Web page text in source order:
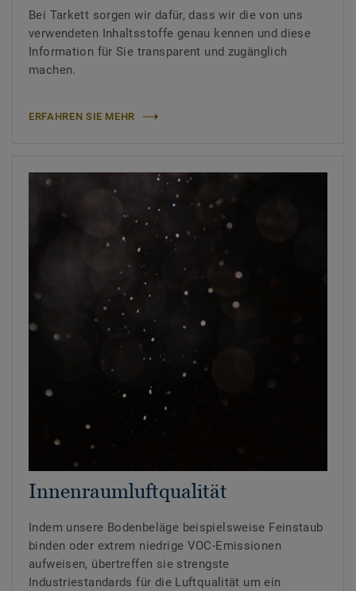
Bei Tarkett sorgen wir dafür, dass wir die von uns
verwendeten Inhaltsstoffe genau kennen und diese
Information für Sie transparent und zugänglich
machen.
ERFAHREN SIE MEHR
Innenraumluftqualität
Indem unsere Bodenbeläge beispielsweise Feinstaub
binden oder extrem niedrige VOC-Emissionen
aufweisen, übertreffen sie strengste
Industriestandards für die Luftqualität um ein